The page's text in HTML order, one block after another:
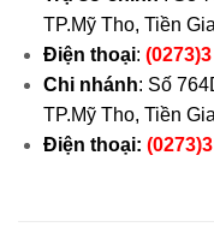
TP.Mỹ Tho, Tiền
Điện thoại:
Chi nhánh: Số
TP.Mỹ Tho, Tiền
Điện thoại: